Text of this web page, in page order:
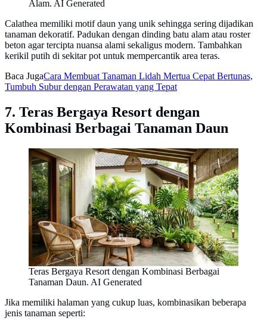
Alam. AI Generated
Calathea memiliki motif daun yang unik sehingga sering dijadikan
tanaman dekoratif. Padukan dengan dinding batu alam atau roster
beton agar tercipta nuansa alami sekaligus modern. Tambahkan
kerikil putih di sekitar pot untuk mempercantik area teras.
Baca JugaCara Membuat Tanaman Lidah Mertua Cepat Bertunas,
Tumbuh Subur dengan Perawatan yang Tepat
7. Teras Bergaya Resort dengan
Kombinasi Berbagai Tanaman Daun
Teras Bergaya Resort dengan Kombinasi Berbagai
Tanaman Daun. AI Generated
Jika memiliki halaman yang cukup luas, kombinasikan beberapa
jenis tanaman seperti: